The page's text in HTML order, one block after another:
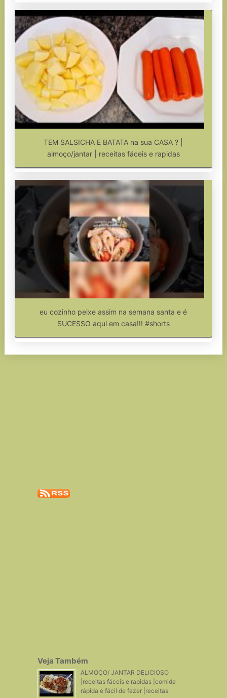
TEM SALSICHA E BATATA na sua CASA ? |
almoço/jantar | receitas fáceis e rapidas
eu cozinho peixe assim na semana santa e é
SUCESSO aqui em casa!!! #shorts
Veja Também
ALMOÇO/ JANTAR DELICIOSO
|receitas fáceis e rapidas |comida
rápida e fácil de fazer |receitas